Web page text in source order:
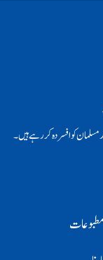
کو افسردہ کر رہے ہیں۔
مطبوعات